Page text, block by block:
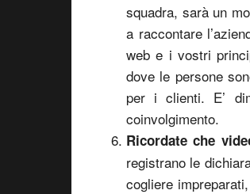
squadra, sarà un
a raccontare
web e i vostri
dove le persone
per i clienti. E’
coinvolgimento.
Ricordate che
registrano le
cogliere